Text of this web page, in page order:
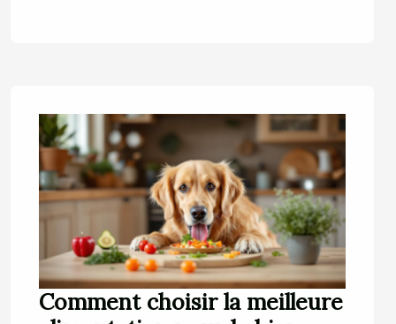
Comment choisir la meilleure